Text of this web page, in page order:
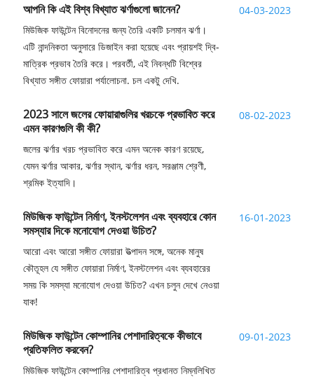
04-03-2023
আপনি কি এই বিশ্ব বিখ্যাত ঝর্ণাগুলো জানেন?
মিউজিক ফাউন্টেন বিনোদনের জন্য তৈরি একটি চলমান ঝর্ণা।
এটি নান্দনিকতা অনুসারে ডিজাইন করা হয়েছে এবং প্রায়শই দ্বি-
মাত্রিক প্রভাব তৈরি করে। পরবর্তী, এই নিবন্ধটি বিশ্বের
বিখ্যাত সঙ্গীত ফোয়ারা পর্যালোচনা. চল একটু দেখি.
08-02-2023
2023 সালে জলের ফোয়ারাগুলির খরচকে প্রভাবিত করে
এমন কারণগুলি কী কী?
জলের ঝর্ণার খরচ প্রভাবিত করে এমন অনেক কারণ রয়েছে,
যেমন ঝর্ণার আকার, ঝর্ণার স্থান, ঝর্ণার ধরন, সরঞ্জাম শ্রেণী,
শ্রমিক ইত্যাদি।
16-01-2023
মিউজিক ফাউন্টেন নির্মাণ, ইনস্টলেশন এবং ব্যবহারে কোন
সমস্যার দিকে মনোযোগ দেওয়া উচিত?
আরো এবং আরো সঙ্গীত ফোয়ারা উত্পাদন সঙ্গে, অনেক মানুষ
কৌতূহল যে সঙ্গীত ফোয়ারা নির্মাণ, ইনস্টলেশন এবং ব্যবহারের
সময় কি সমস্যা মনোযোগ দেওয়া উচিত? এখন চলুন দেখে নেওয়া
যাক!
09-01-2023
মিউজিক ফাউন্টেন কোম্পানির পেশাদারিত্বকে কীভাবে
প্রতিফলিত করবেন?
মিউজিক ফাউন্টেন কোম্পানির পেশাদারিত্ব প্রধানত নিম্নলিখিত